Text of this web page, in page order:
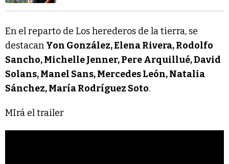
En el reparto de Los herederos de la tierra, se
destacan Yon González, Elena Rivera, Rodolfo
Sancho, Michelle Jenner, Pere Arquillué, David
Solans, Manel Sans, Mercedes León, Natalia
Sánchez, María Rodríguez Soto.
MIrá el trailer